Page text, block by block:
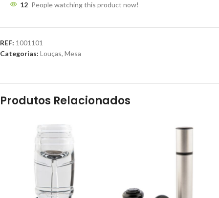
12 People watching this product now!
REF: 1001101
Categorias: Louças, Mesa
Produtos Relacionados